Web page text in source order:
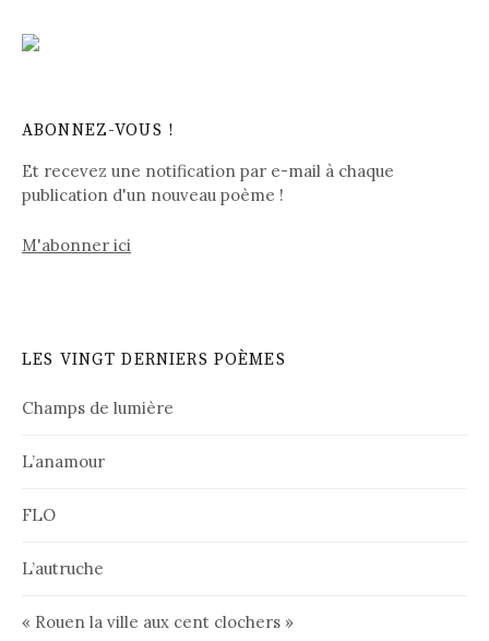
ABONNEZ-VOUS !
Et recevez une notification par e-mail à chaque
publication d'un nouveau poème !
M'abonner ici
LES VINGT DERNIERS POÈMES
Champs de lumière
L’anamour
FLO
L’autruche
« Rouen la ville aux cent clochers »